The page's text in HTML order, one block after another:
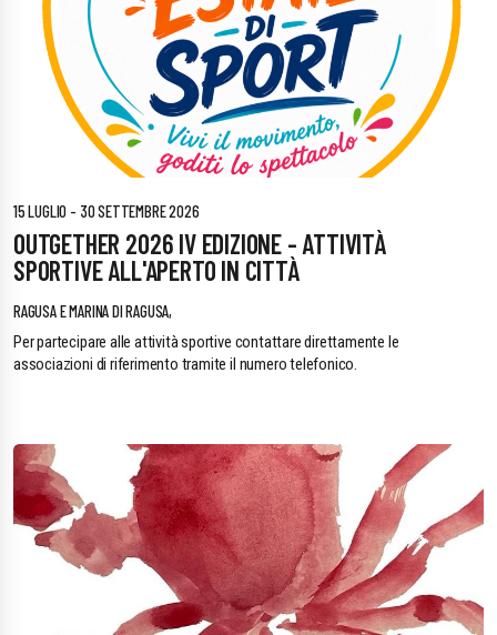
15 LUGLIO - 30 SETTEMBRE 2026
OUTGETHER 2026 IV EDIZIONE - ATTIVITÀ
SPORTIVE ALL'APERTO IN CITTÀ
RAGUSA E MARINA DI RAGUSA,
Per partecipare alle attività sportive contattare direttamente le
associazioni di riferimento tramite il numero telefonico.